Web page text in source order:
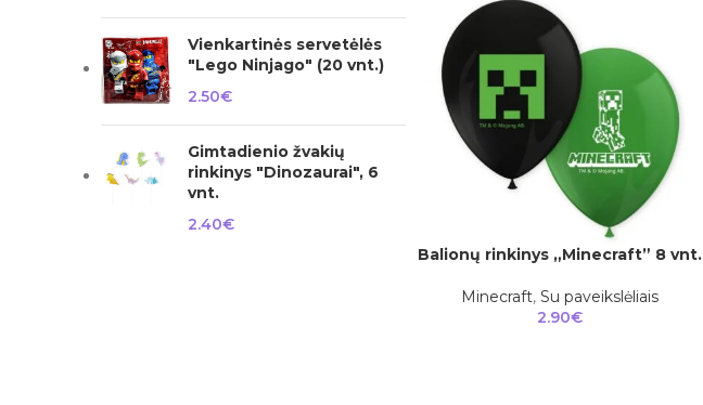
Vienkartinės servetėlės
"Lego Ninjago" (20 vnt.)
2.50€
Gimtadienio žvakių
rinkinys "Dinozaurai", 6
vnt.
2.40€
Į KREPŠELĮ
Balionų rinkinys „Minecraft” 8 vnt.
Minecraft,Su paveikslėliais
2.90€